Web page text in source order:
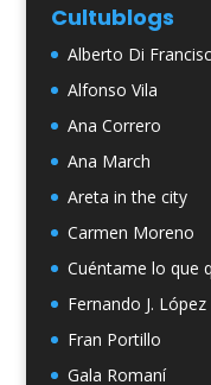
Cultublogs
Alberto Di
Alfonso Vila
Ana Correro
Ana March
Areta in the city
Carmen Moreno
Cuéntame lo que
Fernando J. López
Fran Portillo
Gala Romaní